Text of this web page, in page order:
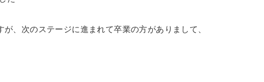
、次のステージに進まれて卒業の方がありまして、